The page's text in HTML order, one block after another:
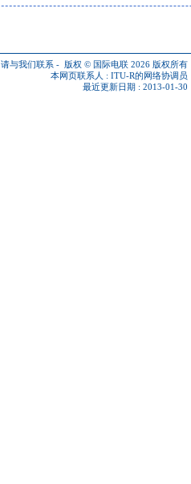
请与我们联系 - 版权 © 国际电联 2026 版权所有
本网页联系人 : ITU-R的网络协调员
最近更新日期 : 2013-01-30